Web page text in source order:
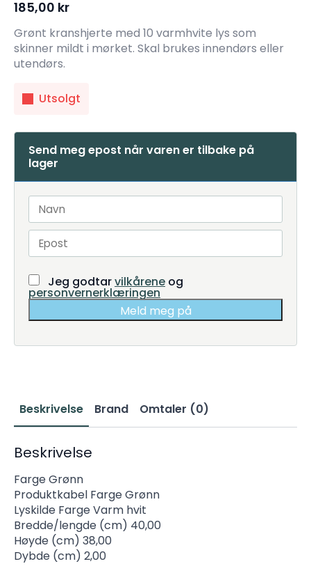
185,00 kr
Grønt kranshjerte med 10 varmhvite lys som
skinner mildt i mørket. Skal brukes innendørs eller
utendørs.
Utsolgt
Send meg epost når varen er tilbake på
lager
Jeg godtarvilkårene og
personvernerklæringen
Meld meg på
Beskrivelse Brand Omtaler (0)
Beskrivelse
Farge Grønn
Produktkabel Farge Grønn
Lyskilde Farge Varm hvit
Bredde/lengde (cm) 40,00
Høyde (cm) 38,00
Dybde (cm) 2,00